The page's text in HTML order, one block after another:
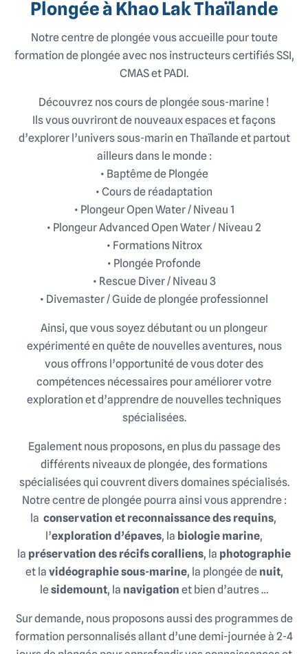
Plongée à Khao Lak Thaïlande
Notre centre de plongée vous accueille pour toute
formation de plongée avec nos instructeurs certifiés SSI,
CMAS et PADI.
Découvrez nos cours de plongée sous-marine !
Ils vous ouvriront de nouveaux espaces et façons
d’explorer l’univers sous-marin en Thaïlande et partout
ailleurs dans le monde :
• Baptême de Plongée
• Cours de réadaptation
• Plongeur Open Water / Niveau 1
• Plongeur Advanced Open Water / Niveau 2
• Formations Nitrox
• Plongée Profonde
• Rescue Diver / Niveau 3
• Divemaster / Guide de plongée professionnel
Ainsi, que vous soyez débutant ou un plongeur
expérimenté en quête de nouvelles aventures, nous
vous offrons l’opportunité de vous doter des
compétences nécessaires pour améliorer votre
exploration et d’apprendre de nouvelles techniques
spécialisées.
Egalement nous proposons, en plus du passage des
différents niveaux de plongée, des formations
spécialisées qui couvrent divers domaines spécialisés.
Notre centre de plongée pourra ainsi vous apprendre :
la conservation et reconnaissance des requins,
l’exploration d’épaves, la biologie marine,
la préservation des récifs coralliens, la photographie
et la vidéographiesous-marine, la plongée de nuit,
lesidemount, la navigation et bien d’autres …
Sur demande, nous proposons aussi des programmes de
formation personnalisés allant d’une demi-journée à 2-4